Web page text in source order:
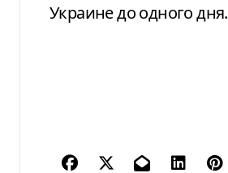
Украине до одного дня.